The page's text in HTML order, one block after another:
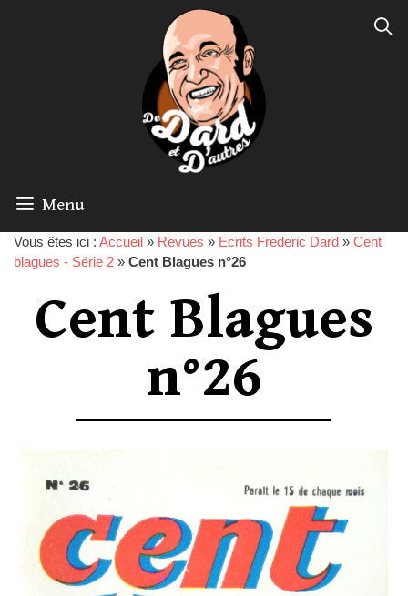
Menu
Vous êtes ici : Accueil » Revues » Ecrits Frederic Dard » Cent
blagues - Série 2 » Cent Blagues n°26
Cent Blagues
n°26